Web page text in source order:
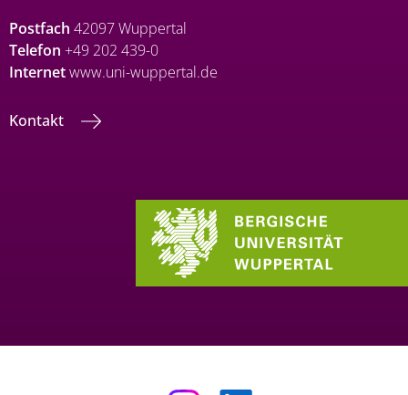
Postfach 42097 Wuppertal
Telefon +49 202 439-0
Internetwww.uni-wuppertal.de
Kontakt